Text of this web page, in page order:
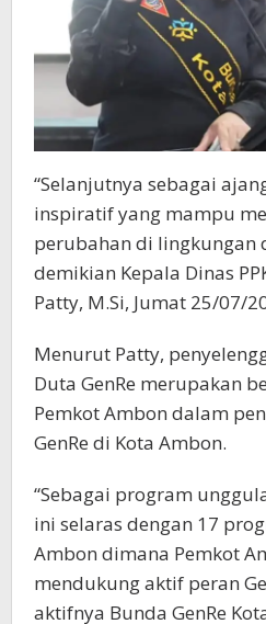
“Selanjutnya sebagai
inspiratif yang mampu
perubahan di lingkungan
demikian Kepala Dinas
Patty, M.Si, Jumat 25/07/
Menurut Patty,
Duta GenRe merupakan
Pemkot Ambon dalam
GenRe di Kota Ambon.
“Sebagai program
ini selaras dengan 17
Ambon dimana Pemkot
mendukung aktif peran
aktifnya Bunda GenRe